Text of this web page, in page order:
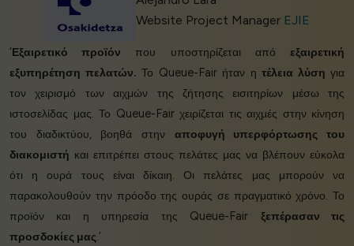
Website Project Manager EJIE
‘Εξαιρετικό προϊόν που υποστηρίζεται απόεξαιρετική
εξυπηρέτηση πελατών. Το Queue-Fair ήταν η τέλεια λύση για
τον χειρισμό των αιχμών της ζήτησης εισιτηρίων μέσω της
ιστοσελίδας μας. Το Queue-Fair χειρίζεται τις αιχμές στην κίνηση
του διαδικτύου, βοηθά στην αποφυγή υπερφόρτωσης του
διακομιστή και επιτρέπει στους πελάτες μας να βλέπουν εύκολα
ότι η ουρά τους είναι δίκαιη. Οι πελάτες μας μπορούν να
παρακολουθούν την πρόοδο της ουράς σε πραγματικό χρόνο. Το
προϊόν και η υπηρεσία της Queue-Fair ξεπέρασαν τις
προσδοκίες μας.’